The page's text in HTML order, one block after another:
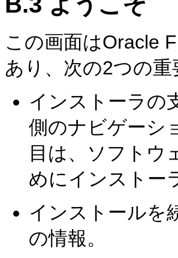
この画面はOracle
あり、次の2つの
インストーラの
側のナビゲーシ
目は、ソフトウ
めにインストー
インストールを
の情報。